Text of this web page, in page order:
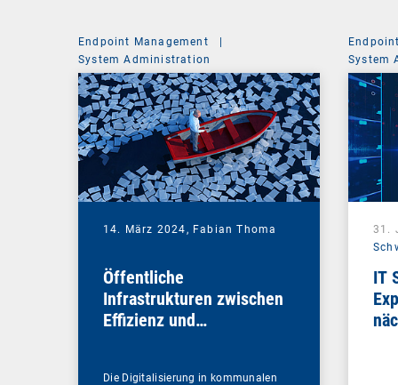
Endpoint Management
|
System Administration
14. März 2024, Fabian Thoma
Öffentliche
Infrastrukturen zwischen
Effizienz und
Die Digitalisierung in kommunalen
System
31.
IT